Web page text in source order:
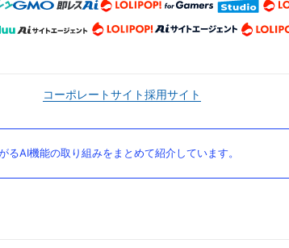
コーポレートサイト採用サイト
AI機能の取り組みをまとめて紹介しています。